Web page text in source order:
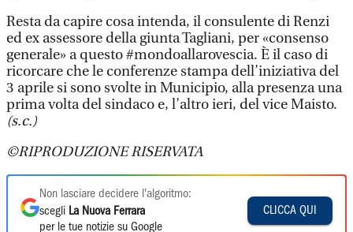
Resta da capire cosa intenda, il consulente di Renzi
ed ex assessore della giunta Tagliani, per «consenso
generale» a questo #mondoallarovescia. È il caso di
ricorcare che le conferenze stampa dell’iniziativa del
3 aprile si sono svolte in Municipio, alla presenza una
prima volta del sindaco e, l’altro ieri, del vice Maisto.
(s.c.)
©RIPRODUZIONE RISERVATA
Non lasciare decidere l'algoritmo:
scegli La Nuova Ferrara
per le tue notizie su Google
CLICCA QUI